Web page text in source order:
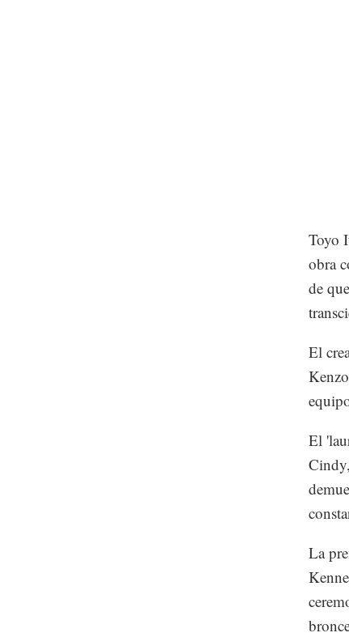
Toyo
obra
de
El
El
La